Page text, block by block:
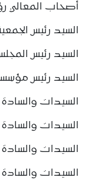
أصحاب المعالي
السيد رئيس
السيد رئيس
السيد رئيس
السيدات والسادة
السيدات
السيدات
السيدات والسادة